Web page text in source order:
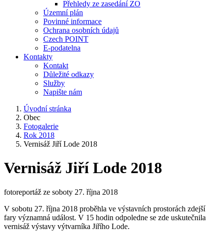
Přehledy ze zasedání ZO
Územní plán
Povinné informace
Ochrana osobních údajů
Czech POINT
E-podatelna
Kontakty
Kontakt
Důležité odkazy
Služby
Napište nám
Úvodní stránka
Obec
Fotogalerie
Rok 2018
Vernisáž Jiří Lode 2018
Vernisáž Jiří Lode 2018
fotoreportáž ze soboty 27. října 2018
V sobotu 27. října 2018 proběhla ve výstavních prostorách zdejší
fary významná událost. V 15 hodin odpoledne se zde uskutečnila
vernisáž výstavy výtvarníka Jiřího Lode.